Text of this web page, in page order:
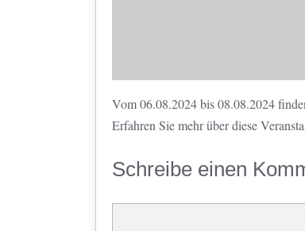
Vom 06.08.2024 bis 08.08.2024
Erfahren Sie mehr über diese
Schreibe einen